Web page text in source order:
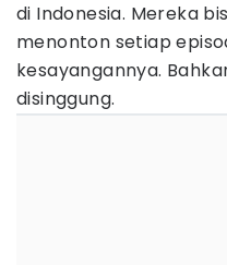
di Indonesia. Mereka
menonton setiap
kesayangannya.
disinggung.